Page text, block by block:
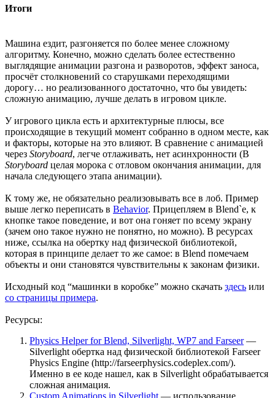
Итоги
Машина ездит, разгоняется по более менее сложному
алгоритму. Конечно, можно сделать более естественно
выглядящие анимации разгона и разворотов, эффект заноса,
просчёт столкновений со старушками переходящими
дорогу… но реализованного достаточно, что бы увидеть:
сложную анимацию, лучше делать в игровом цикле.
У игрового цикла есть и архитектурные плюсы, все
происходящие в текущий момент собранно в одном месте, как
и факторы, которые на это влияют. В сравнение с анимацией
через Storyboard, легче отлаживать, нет асинхронности (В
Storyboard целая морока с отловом окончания анимации, для
начала следующего этапа анимации).
К тому же, не обязательно реализовывать все в лоб. Пример
выше легко переписать в Behavior. Прицепляем в Blend`е, к
кнопке такое поведение, и вот она гоняет по всему экрану
(зачем оно такое нужно не понятно, но можно). В ресурсах
ниже, ссылка на обертку над физической библиотекой,
которая в принципе делает то же самое: в Blend помечаем
объекты и они становятся чувствительны к законам физики.
Исходный код “машинки в коробке” можно скачать здесь или
со страницы примера.
Ресурсы:
Physics Helper for Blend, Silverlight, WP7 and Farseer—
Silverlight обертка над физической библиотекой Farseer
Physics Engine (http://farseerphysics.codeplex.com/).
Именно в ее коде нашел, как в Silverlight обрабатывается
сложная анимация.
Custom Animations in Silverlight — использование